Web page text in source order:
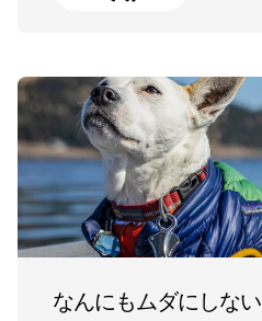
なんにもムダにしない